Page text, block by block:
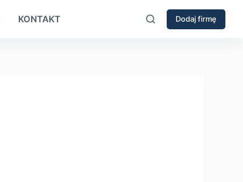
KONTAKT Dodaj firmę